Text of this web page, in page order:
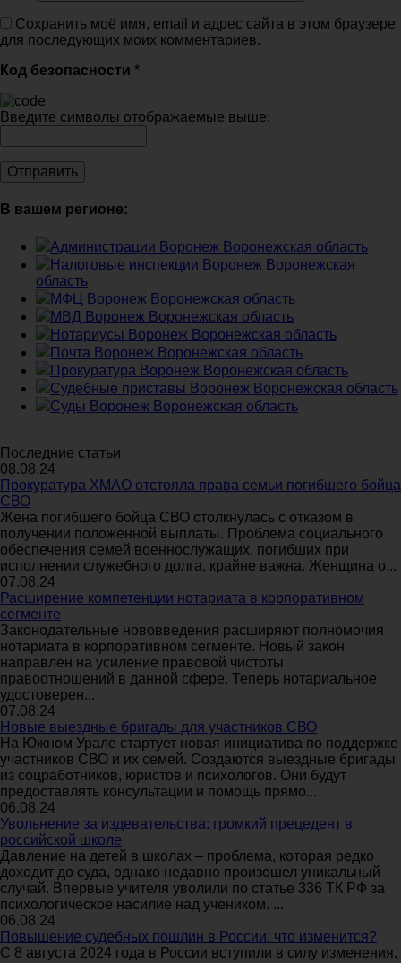
Сохранить моё имя, email и адрес сайта в этом браузере
для последующих моих комментариев.
Код безопасности *
Введите символы отображаемые выше:
В вашем регионе:
Администрации Воронеж Воронежская область
Налоговые инспекции Воронеж Воронежская
область
МФЦ Воронеж Воронежская область
МВД Воронеж Воронежская область
Нотариусы Воронеж Воронежская область
Почта Воронеж Воронежская область
Прокуратура Воронеж Воронежская область
Судебные приставы Воронеж Воронежская область
Суды Воронеж Воронежская область
Последние статьи
08.08.24
Прокуратура ХМАО отстояла права семьи погибшего бойца
СВО
Жена погибшего бойца СВО столкнулась с отказом в
получении положенной выплаты. Проблема социального
обеспечения семей военнослужащих, погибших при
исполнении служебного долга, крайне важна. Женщина о...
07.08.24
Расширение компетенции нотариата в корпоративном
сегменте
Законодательные нововведения расширяют полномочия
нотариата в корпоративном сегменте. Новый закон
направлен на усиление правовой чистоты
правоотношений в данной сфере. Теперь нотариальное
удостоверен...
07.08.24
Новые выездные бригады для участников СВО
На Южном Урале стартует новая инициатива по поддержке
участников СВО и их семей. Создаются выездные бригады
из соцработников, юристов и психологов. Они будут
предоставлять консультации и помощь прямо...
06.08.24
Увольнение за издевательства: громкий прецедент в
российской школе
Давление на детей в школах – проблема, которая редко
доходит до суда, однако недавно произошел уникальный
случай. Впервые учителя уволили по статье 336 ТК РФ за
психологическое насилие над учеником. ...
06.08.24
Повышение судебных пошлин в России: что изменится?
С 8 августа 2024 года в России вступили в силу изменения,